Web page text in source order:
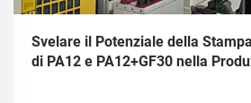
Svelare il Potenziale della
di PA12 e PA12+GF30 nella